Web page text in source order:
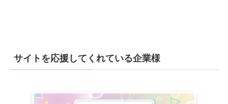
サイトを応援してくれている企業様